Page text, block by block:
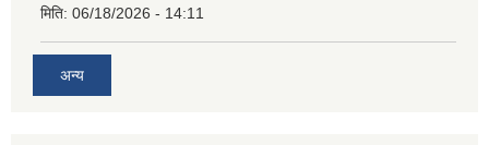
मिति: 06/18/2026 - 14:11
अन्य